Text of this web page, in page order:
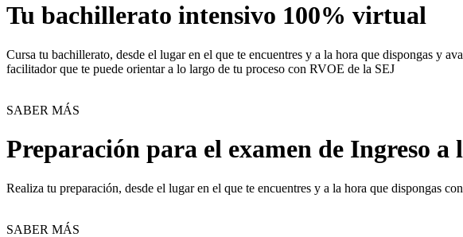
Tu bachillerato intensivo 100% virtual
Cursa tu bachillerato, desde el lugar en el que te encuentres y a la hora que dispongas y
facilitador que te puede orientar a lo largo de tu proceso con RVOE de la SEJ
SABER MÁS
Preparación para el examen de Ingreso
Realiza tu preparación, desde el lugar en el que te encuentres y a la hora que dispongas
SABER MÁS